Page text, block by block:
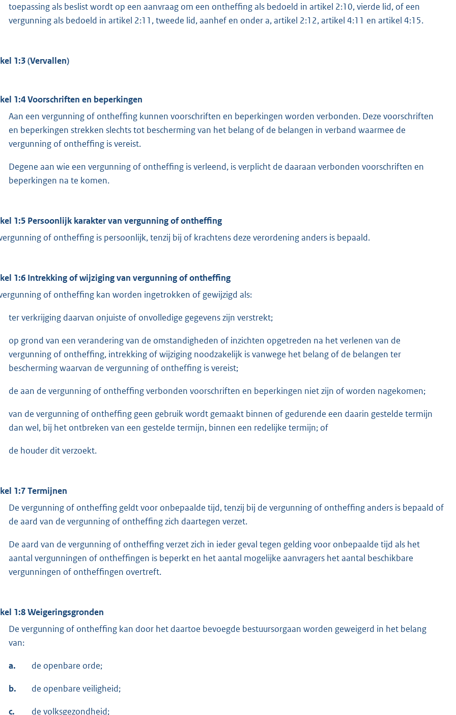
toepassing als beslist wordt op een aanvraag om een ontheffing als bedoeld in artikel 2:10, vierde lid, of een
vergunning als bedoeld in artikel 2:11, tweede lid, aanhef en onder a, artikel 2:12, artikel 4:11 en artikel 4:15.
1:3 (Vervallen)
1:4 Voorschriften en beperkingen
Aan een vergunning of ontheffing kunnen voorschriften en beperkingen worden verbonden. Deze voorschriften
en beperkingen strekken slechts tot bescherming van het belang of de belangen in verband waarmee de
vergunning of ontheffing is vereist.
Degene aan wie een vergunning of ontheffing is verleend, is verplicht de daaraan verbonden voorschriften en
beperkingen na te komen.
1:5 Persoonlijk karakter van vergunning of ontheffing
of ontheffing is persoonlijk, tenzij bij of krachtens deze verordening anders is bepaald.
1:6 Intrekking of wijziging van vergunning of ontheffing
of ontheffing kan worden ingetrokken of gewijzigd als:
ter verkrijging daarvan onjuiste of onvolledige gegevens zijn verstrekt;
op grond van een verandering van de omstandigheden of inzichten opgetreden na het verlenen van de
vergunning of ontheffing, intrekking of wijziging noodzakelijk is vanwege het belang of de belangen ter
bescherming waarvan de vergunning of ontheffing is vereist;
de aan de vergunning of ontheffing verbonden voorschriften en beperkingen niet zijn of worden nagekomen;
van de vergunning of ontheffing geen gebruik wordt gemaakt binnen of gedurende een daarin gestelde termijn
dan wel, bij het ontbreken van een gestelde termijn, binnen een redelijke termijn; of
de houder dit verzoekt.
1:7 Termijnen
De vergunning of ontheffing geldt voor onbepaalde tijd, tenzij bij de vergunning of ontheffing anders is bepaald of
de aard van de vergunning of ontheffing zich daartegen verzet.
De aard van de vergunning of ontheffing verzet zich in ieder geval tegen gelding voor onbepaalde tijd als het
aantal vergunningen of ontheffingen is beperkt en het aantal mogelijke aanvragers het aantal beschikbare
vergunningen of ontheffingen overtreft.
1:8 Weigeringsgronden
De vergunning of ontheffing kan door het daartoe bevoegde bestuursorgaan worden geweigerd in het belang
van:
a. de openbare orde;
b. de openbare veiligheid;
c. de volksgezondheid;